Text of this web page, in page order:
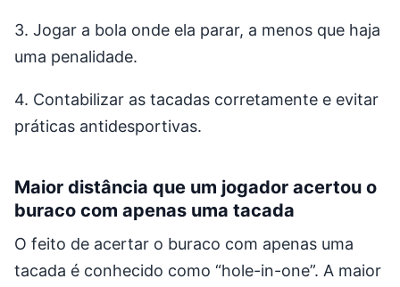
3. Jogar a bola onde ela parar, a menos que haja
uma penalidade.
4. Contabilizar as tacadas corretamente e evitar
práticas antidesportivas.
Maior distância que um jogador acertou o
buraco com apenas uma tacada
O feito de acertar o buraco com apenas uma
tacada é conhecido como “hole-in-one”. A maior